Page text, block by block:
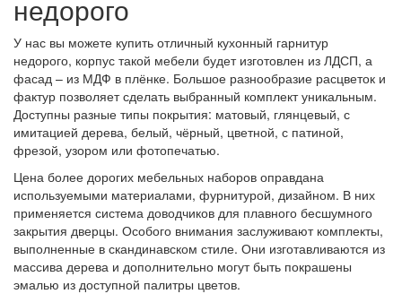
недорого
У нас вы можете купить отличный кухонный гарнитур
недорого, корпус такой мебели будет изготовлен из ЛДСП, а
фасад – из МДФ в плёнке. Большое разнообразие расцветок и
фактур позволяет сделать выбранный комплект уникальным.
Доступны разные типы покрытия: матовый, глянцевый, с
имитацией дерева, белый, чёрный, цветной, с патиной,
фрезой, узором или фотопечатью.
Цена более дорогих мебельных наборов оправдана
используемыми материалами, фурнитурой, дизайном. В них
применяется система доводчиков для плавного бесшумного
закрытия дверцы. Особого внимания заслуживают комплекты,
выполненные в скандинавском стиле. Они изготавливаются из
массива дерева и дополнительно могут быть покрашены
эмалью из доступной палитры цветов.